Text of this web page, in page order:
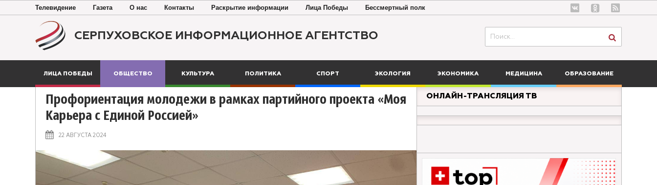
Телевидение Газета О нас Контакты Раскрытие информации Лица Победы Бессмертный полк
СЕРПУХОВСКОЕ ИНФОРМАЦИОННОЕ АГЕНТСТВО
ЛИЦА ПОБЕДЫ ОБЩЕСТВО КУЛЬТУРА ПОЛИТИКА СПОРТ ЭКОЛОГИЯ ЭКОНОМИКА МЕДИЦИНА ОБРАЗОВАНИЕ
Профориентация молодежи в рамках партийного проекта «Моя
Карьера с Единой Россией»
22 АВГУСТА 2024
ОНЛАЙН-ТРАНСЛЯЦИЯ ТВ